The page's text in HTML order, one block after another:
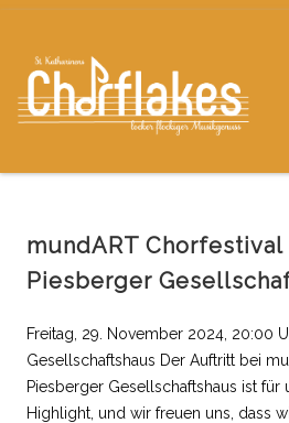
mundART Chorfestival
Piesberger
Freitag, 29. November 2024, 20:00
Gesellschaftshaus Der Auftritt bei
Piesberger Gesellschaftshaus ist für
Highlight, und wir freuen uns, dass